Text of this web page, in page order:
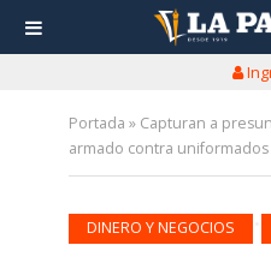
Portada » Capturan a
armado contra
DINERO Y NEGOCIOS